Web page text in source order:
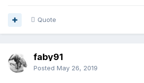
Quote
faby91
Posted May 26, 2019